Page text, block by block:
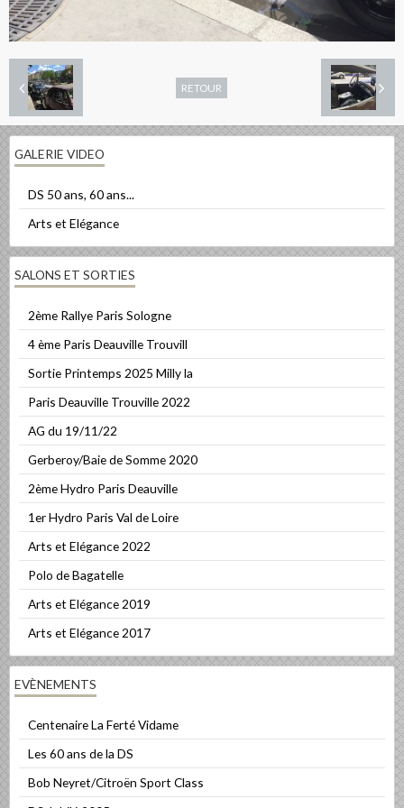
RETOUR
GALERIE VIDEO
DS 50 ans, 60 ans...
Arts et Elégance
SALONS ET SORTIES
2ème Rallye Paris Sologne
4 ème Paris Deauville Trouvill
Sortie Printemps 2025 Milly la
Paris Deauville Trouville 2022
AG du 19/11/22
Gerberoy/Baie de Somme 2020
2ème Hydro Paris Deauville
1er Hydro Paris Val de Loire
Arts et Elégance 2022
Polo de Bagatelle
Arts et Elégance 2019
Arts et Elégance 2017
EVÈNEMENTS
Centenaire La Ferté Vidame
Les 60 ans de la DS
Bob Neyret/Citroën Sport Class